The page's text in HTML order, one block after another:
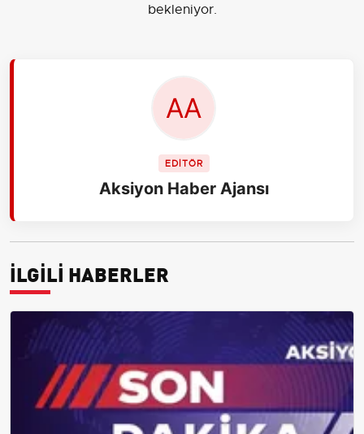
bekleniyor.
EDİTÖR
Aksiyon Haber Ajansı
İLGİLİ HABERLER